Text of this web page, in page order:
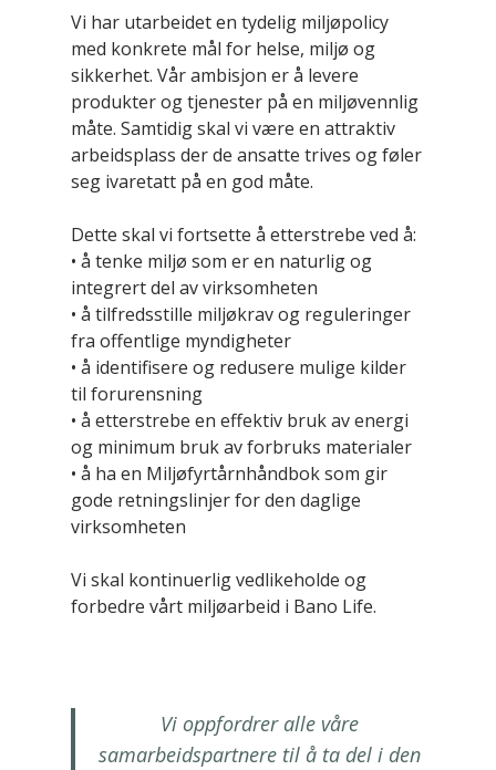
Vi har utarbeidet en tydelig miljøpolicy
med konkrete mål for helse, miljø og
sikkerhet. Vår ambisjon er å levere
produkter og tjenester på en miljøvennlig
måte. Samtidig skal vi være en attraktiv
arbeidsplass der de ansatte trives og føler
seg ivaretatt på en god måte.
Dette skal vi fortsette å etterstrebe ved å:
• å tenke miljø som er en naturlig og
integrert del av virksomheten
• å tilfredsstille miljøkrav og reguleringer
fra offentlige myndigheter
• å identifisere og redusere mulige kilder
til forurensning
• å etterstrebe en effektiv bruk av energi
og minimum bruk av forbruks materialer
• å ha en Miljøfyrtårnhåndbok som gir
gode retningslinjer for den daglige
virksomheten
Vi skal kontinuerlig vedlikeholde og
forbedre vårt miljøarbeid i Bano Life.
Vi oppfordrer alle våre
samarbeidspartnere til å ta del i den